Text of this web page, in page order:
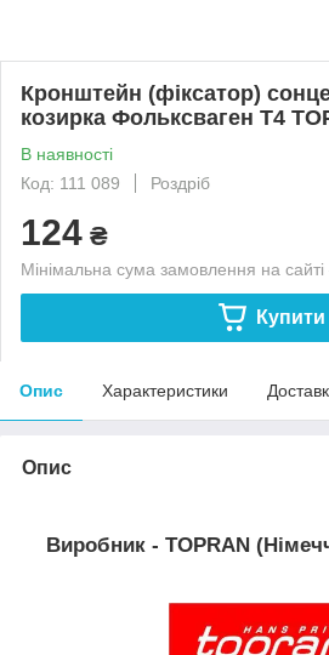
Кронштейн (фіксатор)
козирка Фольксваген Т4
В наявності
Код: 111 089
Роздріб
124 ₴
Мінімальна сума замовлення на
Купити
Опис Характеристики
Опис
Виробник - TOPRAN